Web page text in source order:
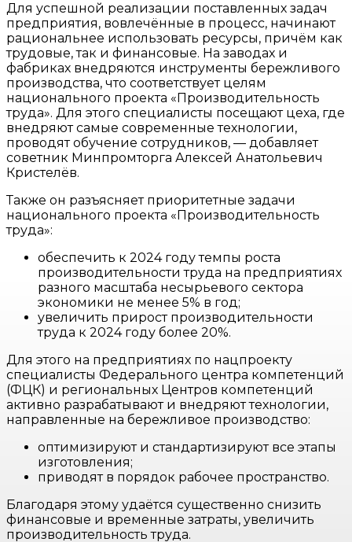
Для успешной реализации поставленных задач
предприятия, вовлечённые в процесс, начинают
рациональнее использовать ресурсы, причём как
трудовые, так и финансовые. На заводах и
фабриках внедряются инструменты бережливого
производства, что соответствует целям
национального проекта «Производительность
труда». Для этого специалисты посещают цеха, где
внедряют самые современные технологии,
проводят обучение сотрудников, — добавляет
советник Минпромторга Алексей Анатольевич
Кристелёв.
Также он разъясняет приоритетные задачи
национального проекта «Производительность
труда»:
обеспечить к 2024 году темпы роста
производительности труда на предприятиях
разного масштаба несырьевого сектора
экономики не менее 5% в год;
увеличить прирост производительности
труда к 2024 году более 20%.
Для этого на предприятиях по нацпроекту
специалисты Федерального центра компетенций
(ФЦК) и региональных Центров компетенций
активно разрабатывают и внедряют технологии,
направленные на бережливое производство:
оптимизируют и стандартизируют все этапы
изготовления;
приводят в порядок рабочее пространство.
Благодаря этому удаётся существенно снизить
финансовые и временные затраты, увеличить
производительность труда.